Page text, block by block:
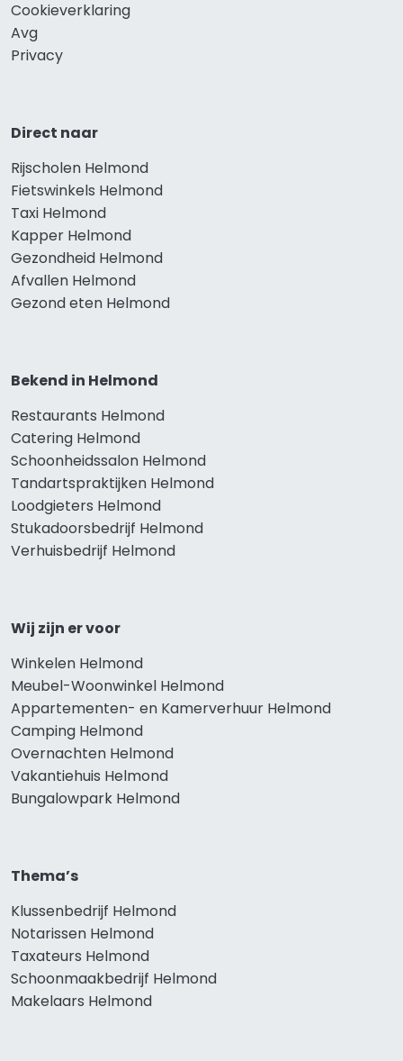
Cookieverklaring
Avg
Privacy
Direct naar
Rijscholen Helmond
Fietswinkels Helmond
Taxi Helmond
Kapper Helmond
Gezondheid Helmond
Afvallen Helmond
Gezond eten Helmond
Bekend in Helmond
Restaurants Helmond
Catering Helmond
Schoonheidssalon Helmond
Tandartspraktijken Helmond
Loodgieters Helmond
Stukadoorsbedrijf Helmond
Verhuisbedrijf Helmond
Wij zijn er voor
Winkelen Helmond
Meubel-Woonwinkel Helmond
Appartementen- en Kamerverhuur Helmond
Camping Helmond
Overnachten Helmond
Vakantiehuis Helmond
Bungalowpark Helmond
Thema’s
Klussenbedrijf Helmond
Notarissen Helmond
Taxateurs Helmond
Schoonmaakbedrijf Helmond
Makelaars Helmond